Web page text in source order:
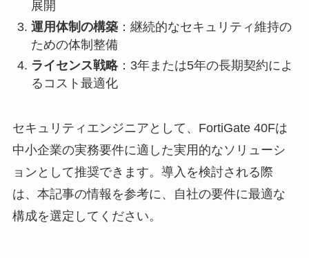
展開
運用体制の構築：継続的なセキュリティ維持の
ための体制整備
ライセンス戦略：3年または5年の長期契約によ
るコスト最適化
セキュリティエンジニアとして、FortiGate 40Fは
中小企業の実務要件に適した実用的なソリューシ
ョンとして推奨できます。導入を検討される際
は、本記事の情報を参考に、自社の要件に最適な
構成を選定してください。